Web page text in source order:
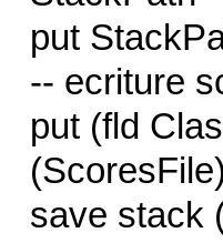
put
-- ecriture
put (fld
(ScoresFile)
save stack